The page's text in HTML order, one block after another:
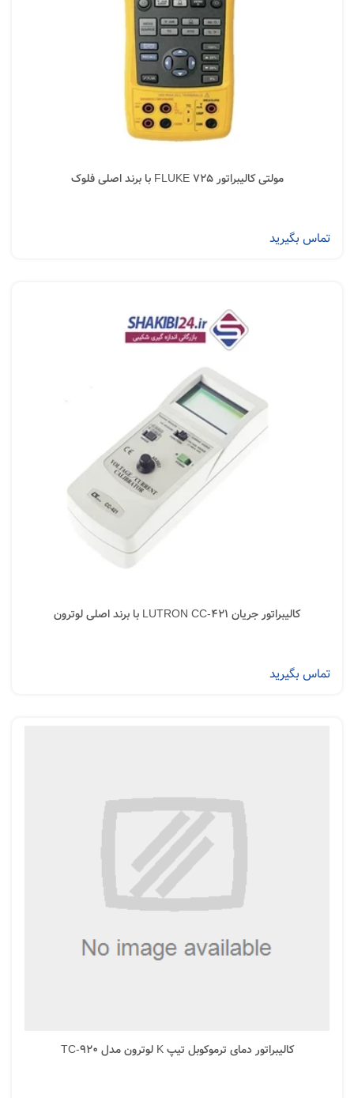
مولتی کالیبراتور FLUKE 725 با برند اصلی فلوک
تماس بگیرید
کالیبراتور جریان LUTRON CC-421 با برند اصلی لوترون
تماس بگیرید
کالیبراتور دمای ترموکوبل تیپ K لوترون مدل TC-920